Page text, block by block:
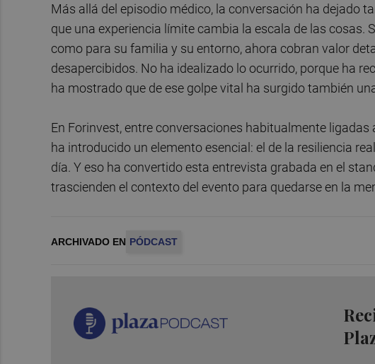
Más allá del episodio médico, la conversación ha dejado
que una experiencia límite cambia la escala de las cosas.
como para su familia y su entorno, ahora cobran valor
desapercibidos. No ha idealizado lo ocurrido, porque ha
ha mostrado que de ese golpe vital ha surgido también
En Forinvest, entre conversaciones habitualmente
ha introducido un elemento esencial: el de la resiliencia
día. Y eso ha convertido esta entrevista grabada en el
trascienden el contexto del evento para quedarse en la
ARCHIVADO EN PÓDCAST